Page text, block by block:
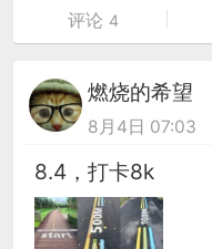
评论 4
燃烧的希望
8月4日 07:03
8.4，打卡8k